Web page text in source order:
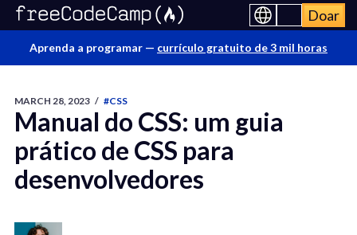
Doar
Aprenda a programar — currículo gratuito de 3 mil horas
MARCH 28, 2023 / #CSS
Manual do CSS: um guia
prático de CSS para
desenvolvedores